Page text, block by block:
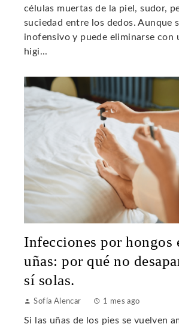
células muertas de la piel, sudor,
suciedad entre los dedos. Aunque
inofensivo y puede eliminarse con
higi...
Infecciones por hongos
uñas: por qué no
sí solas.
Sofía Alencar 1 mes ago
Si las uñas de los pies se vuelven